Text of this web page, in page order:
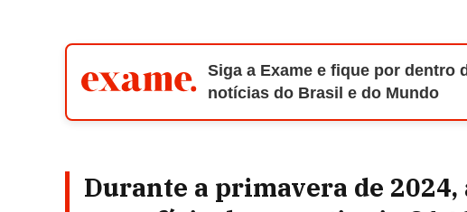
Siga a Exame e fique por dentro
notícias do Brasil e do Mundo
Durante a primavera de